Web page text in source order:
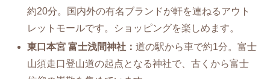
約20分。国内外の有名ブランドが軒を連ねるアウト
レットモールです。ショッピングを楽しめます。
東口本宮 富士浅間神社：道の駅から車で約1分。富士
山須走口登山道の起点となる神社で、古くから富士